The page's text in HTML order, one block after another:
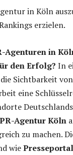
in Köln
erzielen.
Agenturen in
den Erfolg? In
Sichtbarkeit
eine
PR-Agentur Köln
zu machen.
wie